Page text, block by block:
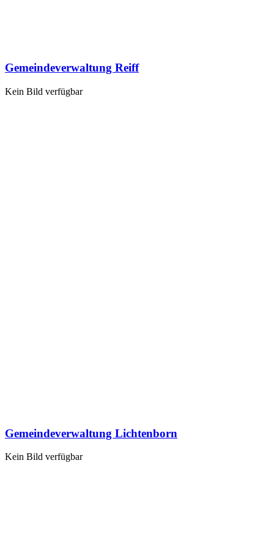
Gemeindeverwaltung Reiff
Kein Bild verfügbar
Gemeindeverwaltung Lichtenborn
Kein Bild verfügbar